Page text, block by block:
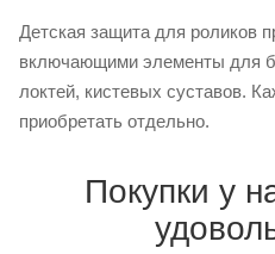
Детская защита для роликов
включающими элементы для
локтей, кистевых суставов.
приобретать отдельно.
Покупки у